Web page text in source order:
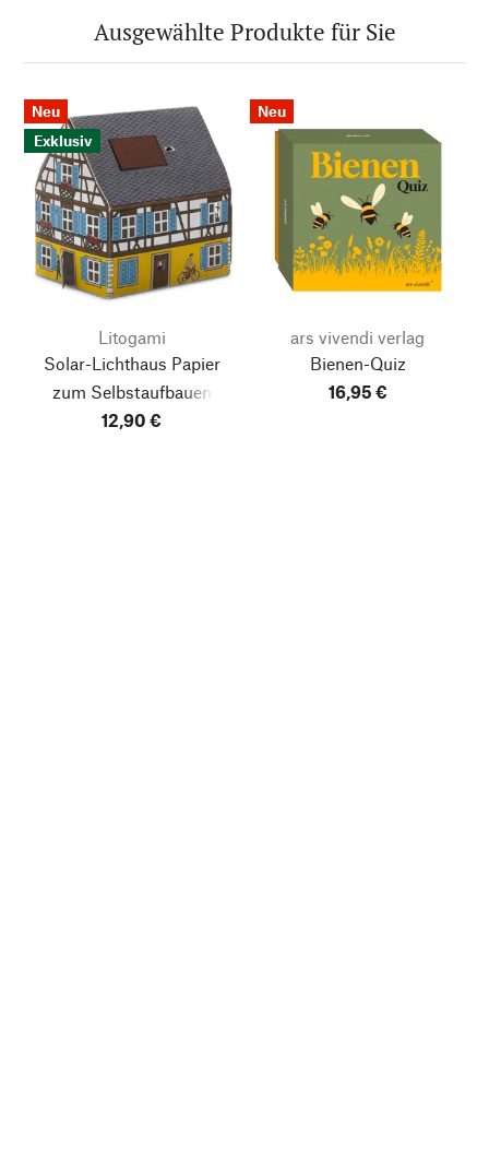
Ausgewählte Produkte für Sie
Neu
Exklusiv
Litogami
Solar-Lichthaus Papier
zum Selbstaufbauen
12,90 €
Neu
ars vivendi verlag
Bienen-Quiz
16,95 €